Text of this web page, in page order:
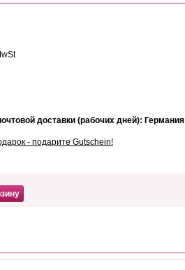
доставки (рабочих дней): Германия
- подарите Gutschein!